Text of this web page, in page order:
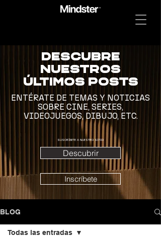
Descubre
nuestros
últimos posts
ENTÉRATE DE TEMAS Y NOTICIAS
SOBRE CINE, SERIES,
VIDEOJUEGOS, DIBUJO, ETC.
SUSCRÍBETE A NUESTRO SITIO
Descubrir
Inscríbete
BLOG
Todas las entradas